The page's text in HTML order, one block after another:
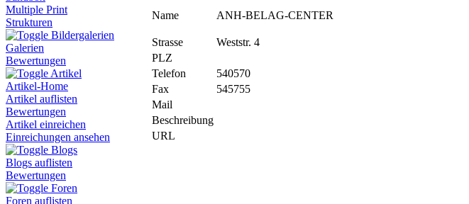
Multiple Print
Strukturen
Bildergalerien
Galerien
Bewertungen
Artikel
Artikel-Home
Artikel auflisten
Bewertungen
Artikel einreichen
Einreichungen ansehen
Blogs
Blogs auflisten
Bewertungen
Foren
Foren auflisten
Name ANH-BELAG-CENTER
Strasse
Weststr. 4
PLZ
Telefon
540570
Fax
545755
Mail
Beschreibung
URL